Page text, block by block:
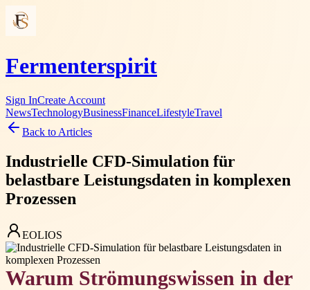
Fermenterspirit
Sign InCreate Account
NewsTechnologyBusinessFinanceLifestyleTravel
Back to Articles
Industrielle CFD-Simulation für
belastbare Leistungsdaten in komplexen
Prozessen
EOLIOS
Warum Strömungswissen in der